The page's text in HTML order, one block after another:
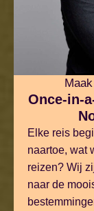
Once-in-
Elke reis
naartoe, wat
reizen? Wij
naar de